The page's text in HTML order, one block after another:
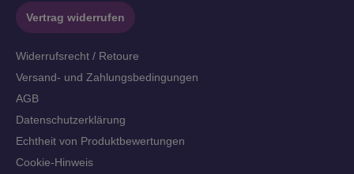
Vertrag widerrufen
Widerrufsrecht / Retoure
Versand- und Zahlungsbedingungen
AGB
Datenschutzerklärung
Echtheit von Produktbewertungen
Cookie-Hinweis